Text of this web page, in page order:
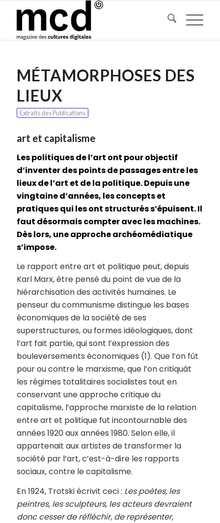
MÉTAMORPHOSES DES
LIEUX
Extraits des Publications
art et capitalisme
Les politiques de l’art ont pour objectif
d’inventer des points de passages entre les
lieux de l’art et de la politique. Depuis une
vingtaine d’années, les concepts et
pratiques qui les ont structurés s’épuisent. Il
faut désormais compter avec les machines.
Dès lors, une approche archéomédiatique
s’impose.
Le rapport entre art et politique peut, depuis
Karl Marx, être pensé du point de vue de la
hiérarchisation des activités humaines. Le
penseur du communisme distingue les bases
économiques de la société de ses
superstructures, ou formes idéologiques, dont
l’art fait partie, qui sont l’expression des
bouleversements économiques (1). Que l’on fût
pour ou contre le marxisme, que l’on critiquât
les régimes totalitaires socialistes tout en
conservant une approche critique du
capitalisme, l’approche marxiste de la relation
entre art et politique fut incontournable des
années 1920 aux années 1980. Selon elle, il
appartenait aux artistes de transformer la
société par l’art, c’est-à-dire les rapports
sociaux, contre le capitalisme.
En 1924, Trotski écrivit ceci : Les poètes, les
peintres, les sculpteurs, les acteurs devraient
donc cesser de réfléchir, de représenter,